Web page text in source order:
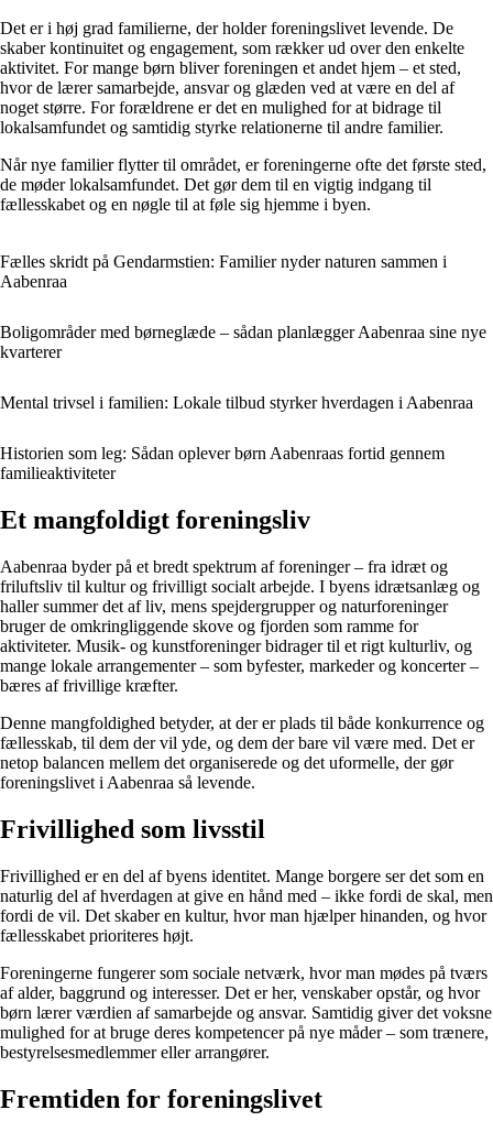
Det er i høj grad familierne, der holder foreningslivet levende. De
skaber kontinuitet og engagement, som rækker ud over den enkelte
aktivitet. For mange børn bliver foreningen et andet hjem – et sted,
hvor de lærer samarbejde, ansvar og glæden ved at være en del af
noget større. For forældrene er det en mulighed for at bidrage til
lokalsamfundet og samtidig styrke relationerne til andre familier.
Når nye familier flytter til området, er foreningerne ofte det første sted,
de møder lokalsamfundet. Det gør dem til en vigtig indgang til
fællesskabet og en nøgle til at føle sig hjemme i byen.
Fælles skridt på Gendarmstien: Familier nyder naturen sammen i
Aabenraa
Boligområder med børneglæde – sådan planlægger Aabenraa sine nye
kvarterer
Mental trivsel i familien: Lokale tilbud styrker hverdagen i Aabenraa
Historien som leg: Sådan oplever børn Aabenraas fortid gennem
familieaktiviteter
Et mangfoldigt foreningsliv
Aabenraa byder på et bredt spektrum af foreninger – fra idræt og
friluftsliv til kultur og frivilligt socialt arbejde. I byens idrætsanlæg og
haller summer det af liv, mens spejdergrupper og naturforeninger
bruger de omkringliggende skove og fjorden som ramme for
aktiviteter. Musik- og kunstforeninger bidrager til et rigt kulturliv, og
mange lokale arrangementer – som byfester, markeder og koncerter –
bæres af frivillige kræfter.
Denne mangfoldighed betyder, at der er plads til både konkurrence og
fællesskab, til dem der vil yde, og dem der bare vil være med. Det er
netop balancen mellem det organiserede og det uformelle, der gør
foreningslivet i Aabenraa så levende.
Frivillighed som livsstil
Frivillighed er en del af byens identitet. Mange borgere ser det som en
naturlig del af hverdagen at give en hånd med – ikke fordi de skal, men
fordi de vil. Det skaber en kultur, hvor man hjælper hinanden, og hvor
fællesskabet prioriteres højt.
Foreningerne fungerer som sociale netværk, hvor man mødes på tværs
af alder, baggrund og interesser. Det er her, venskaber opstår, og hvor
børn lærer værdien af samarbejde og ansvar. Samtidig giver det voksne
mulighed for at bruge deres kompetencer på nye måder – som trænere,
bestyrelsesmedlemmer eller arrangører.
Fremtiden for foreningslivet